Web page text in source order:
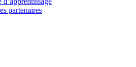
partenaires